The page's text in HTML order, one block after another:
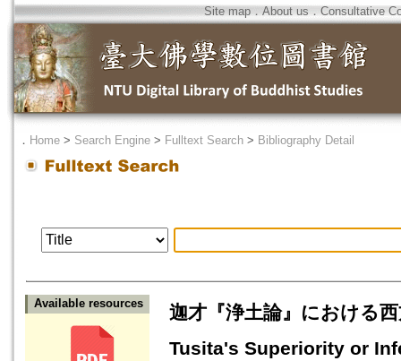
Site map．About us ． Consultative
． Home > Search Engine > Fulltext Search > Bibliography Detail
Available resources
迦才『浄土論』における
Tusita's Superiority or